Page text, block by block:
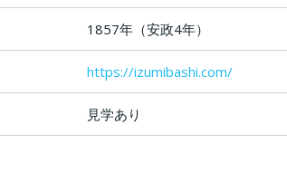
1857年（安政4年）
https://izumibashi.com/
見学あり